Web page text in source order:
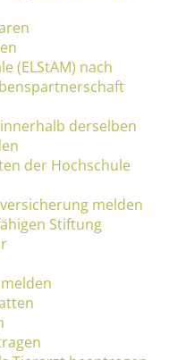
(ELStAM) nach
derselben
der Hochschule
melden
Stiftung